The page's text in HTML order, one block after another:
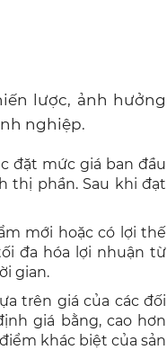
lược, ảnh hưởng
nghiệp.
đặt mức giá ban đầu
thị phần. Sau khi đạt
mới hoặc có lợi thế
đa hóa lợi nhuận từ
gian.
trên giá của các đối
giá bằng, cao hơn
khác biệt của sản